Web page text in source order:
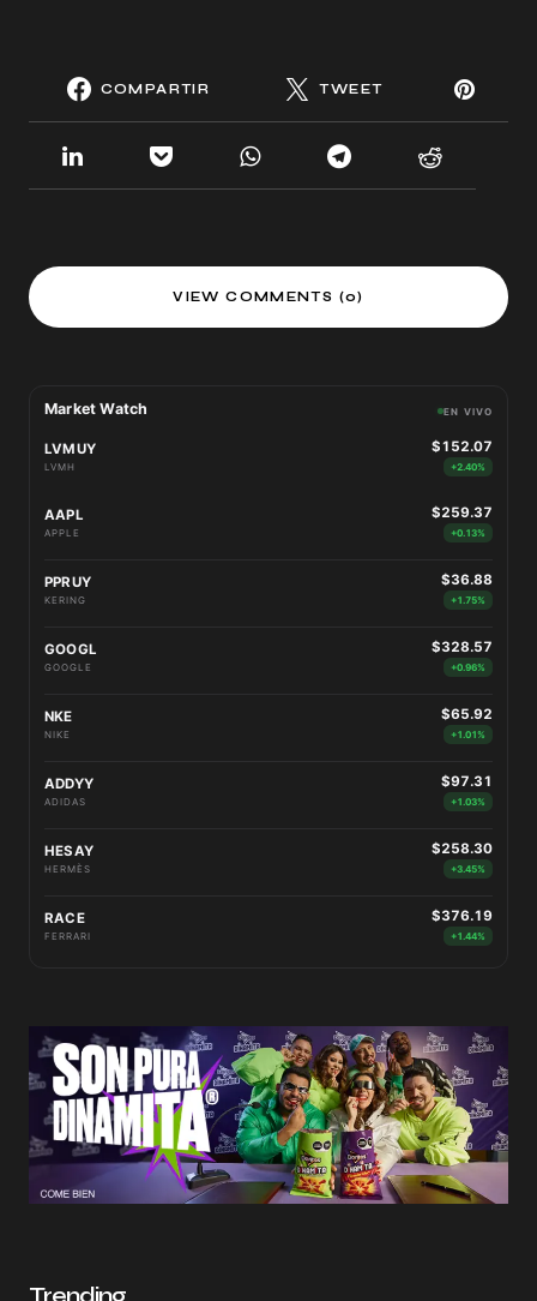
COMPARTIR TWEET
VIEW COMMENTS (0)
Market Watch EN VIVO
LVMUY
LVMH
$152.07
+2.40%
AAPL
APPLE
$259.37
+0.13%
PPRUY
KERING
$36.88
+1.75%
GOOGL
GOOGLE
$328.57
+0.96%
NKE
NIKE
$65.92
+1.01%
ADDYY
ADIDAS
$97.31
+1.03%
HESAY
HERMÈS
$258.30
+3.45%
RACE
FERRARI
$376.19
+1.44%